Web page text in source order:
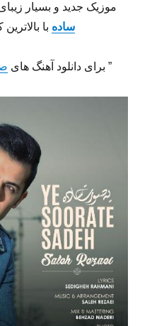
موزیک جدید و بسیار
ساده با
” برای دانلود آهنگ های